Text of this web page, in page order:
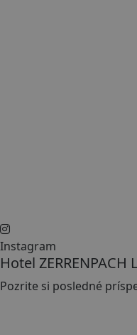
Instagram
Hotel ZERRENPACH
Pozrite si posledné